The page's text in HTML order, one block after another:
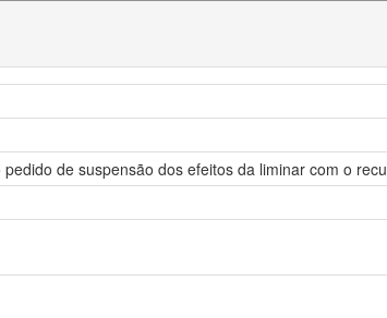
de suspensão dos efeitos da liminar com o